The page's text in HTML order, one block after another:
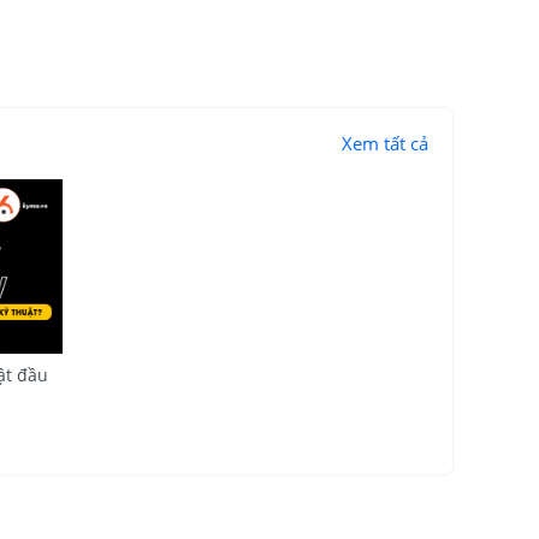
xác
trên AI
hình ảnh
Xem tất cả
đầu